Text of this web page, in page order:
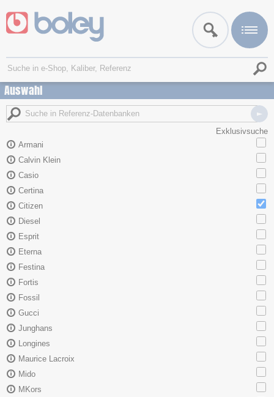
Auswahl
Exklusivsuche
Armani
Calvin Klein
Casio
Certina
Citizen
Diesel
Esprit
Eterna
Festina
Fortis
Fossil
Gucci
Junghans
Longines
Maurice Lacroix
Mido
MKors